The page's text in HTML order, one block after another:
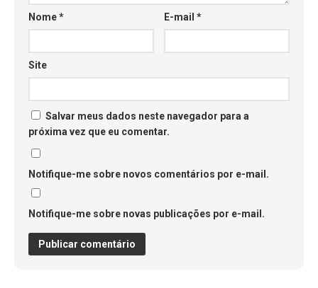
Nome* E-mail*
Site
Salvar meus dados neste navegador para a
próxima vez que eu comentar.
Notifique-me sobre novos comentários por e-mail.
Notifique-me sobre novas publicações por e-mail.